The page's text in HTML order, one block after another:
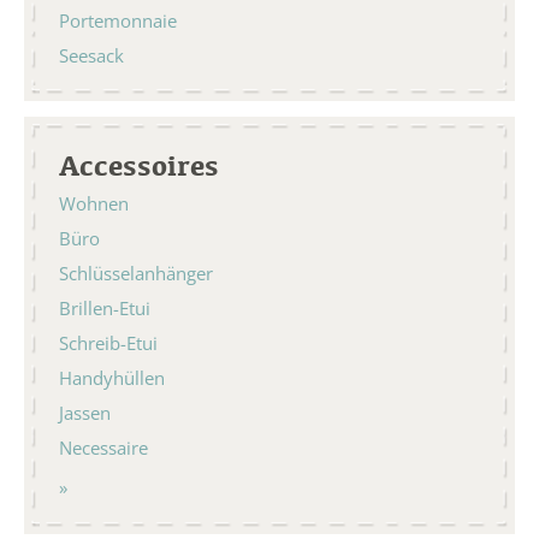
Portemonnaie
Seesack
Accessoires
Wohnen
Büro
Schlüsselanhänger
Brillen-Etui
Schreib-Etui
Handyhüllen
Jassen
Necessaire